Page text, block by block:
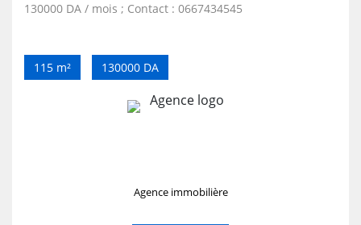
130000 DA / mois ; Contact : 0667434545
115 m² 130000 DA
Agence immobilière